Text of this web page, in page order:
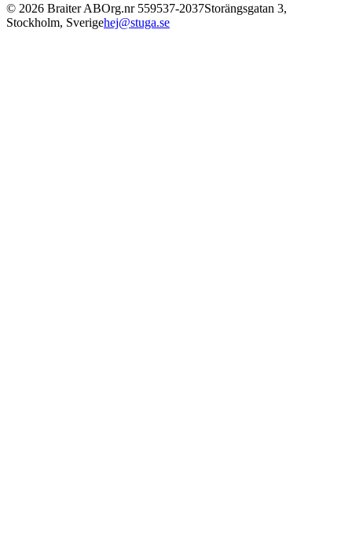
© 2026 Braiter ABOrg.nr 559537-2037Storängsgatan 3,
Stockholm, Sverigehej@stuga.se